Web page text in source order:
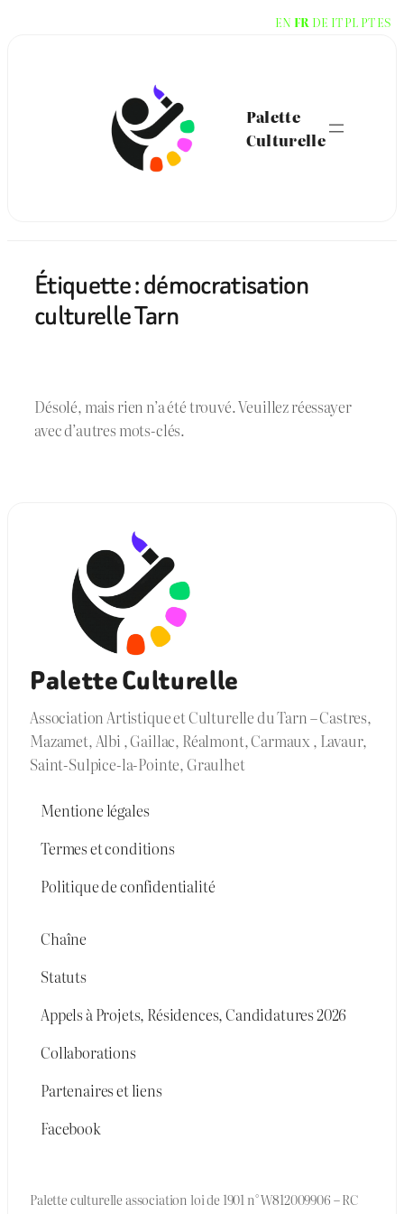
Palette
Culturelle
Étiquette :démocratisation
culturelle Tarn
Désolé, mais rien n’a été trouvé. Veuillez réessayer
avec d’autres mots-clés.
Palette Culturelle
Association Artistique et Culturelle du Tarn – Castres,
Mazamet, Albi , Gaillac, Réalmont, Carmaux , Lavaur,
Saint-Sulpice-la-Pointe, Graulhet
Mentione légales
Termes et conditions
Politique de confidentialité
Chaîne
Statuts
Appels à Projets, Résidences, Candidatures 2026
Collaborations
Partenaires et liens
Facebook
Palette culturelle association loi de 1901 n° W812009906 – RC
EN FR DE ITPL PTES